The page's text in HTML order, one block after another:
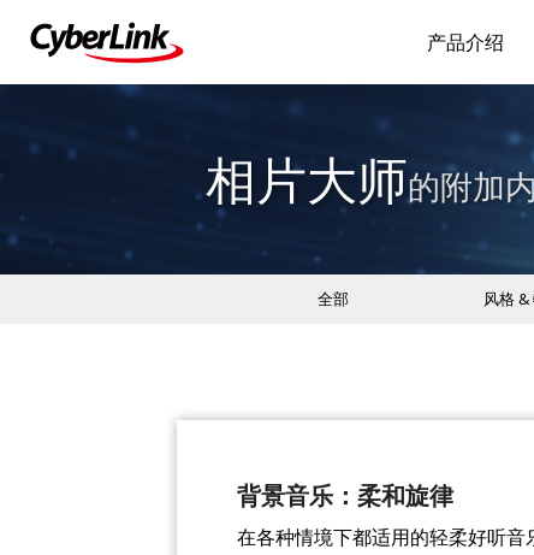
产品介绍
相片大师的附加
全部 风格 &
背景音乐：柔和旋律
在各种情境下都适用的轻柔好听音